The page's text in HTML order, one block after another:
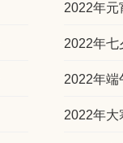
2022年元
2022年七
2022年端
2022年大